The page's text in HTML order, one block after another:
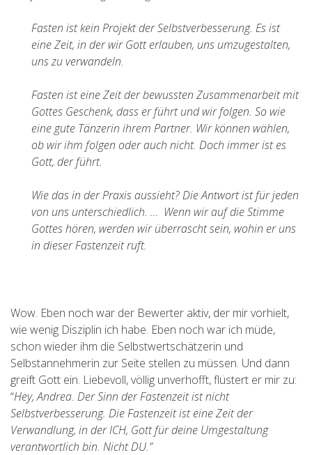
Fasten ist kein Projekt der Selbstverbesserung. Es ist
eine Zeit, in der wir Gott erlauben, uns umzugestalten,
uns zu verwandeln.
Fasten ist eine Zeit der bewussten Zusammenarbeit mit
Gottes Geschenk, dass er führt und wir folgen. So wie
eine gute Tänzerin ihrem Partner. Wir können wählen,
ob wir ihm folgen oder auch nicht. Doch immer ist es
Gott, der führt.
Wie das in der Praxis aussieht? Die Antwort ist für jeden
von uns unterschiedlich. … Wenn wir auf die Stimme
Gottes hören, werden wir überrascht sein, wohin er uns
in dieser Fastenzeit ruft.
Wow. Eben noch war der Bewerter aktiv, der mir vorhielt,
wie wenig Disziplin ich habe. Eben noch war ich müde,
schon wieder ihm die Selbstwertschätzerin und
Selbstannehmerin zur Seite stellen zu müssen. Und dann
greift Gott ein. Liebevoll, völlig unverhofft, flüstert er mir zu:
“Hey, Andrea. Der Sinn der Fastenzeit ist nicht
Selbstverbesserung. Die Fastenzeit ist eine Zeit der
Verwandlung, in der ICH, Gott für deine Umgestaltung
verantwortlich bin. Nicht DU.”